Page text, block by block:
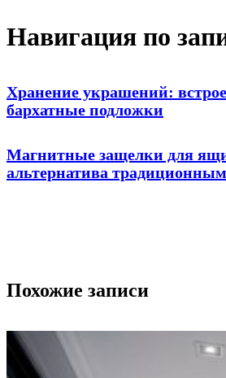
Навигация по
Хранение украшений:
бархатные подложки
Магнитные защелки для
альтернатива
Похожие записи